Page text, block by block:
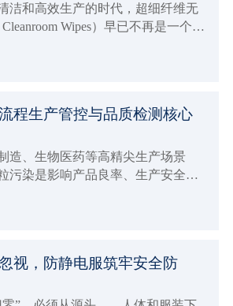
洁和高效生产的时代，超细纤维无
Wipes）早已不再是一个陌
不起眼的布料正以其卓越的性能，
听听他们是如何解读这一现象的。
程生产管控与品质检测核心
造、生物医药等高精尖生产场景
污染是影响产品良率、生产安全的
其防护性能的稳定性，完全依赖生
视，防静电服筑牢安全防